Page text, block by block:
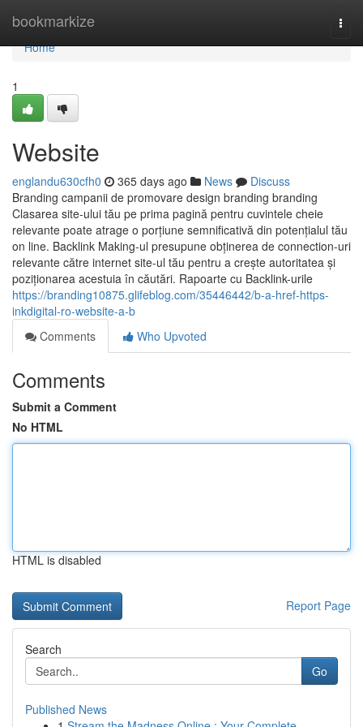
bookmarkize
Home
Home
1
Website
englandu630cfh0 365 days ago News
Discuss
Branding campanii de promovare design branding branding
Clasarea site-ului tău pe prima pagină pentru cuvintele cheie
relevante poate atrage o porțiune semnificativă din potențialul tău
on line. Backlink Making-ul presupune obținerea de connection-uri
relevante către internet site-ul tău pentru a crește autoritatea și
poziționarea acestuia în căutări. Rapoarte cu Backlink-urile
https://branding10875.glifeblog.com/35446442/b-a-href-https-
inkdigital-ro-website-a-b
Comments
Who Upvoted
Comments
Submit a Comment
No HTML
HTML is disabled
Report Page
Search
Go
Published News